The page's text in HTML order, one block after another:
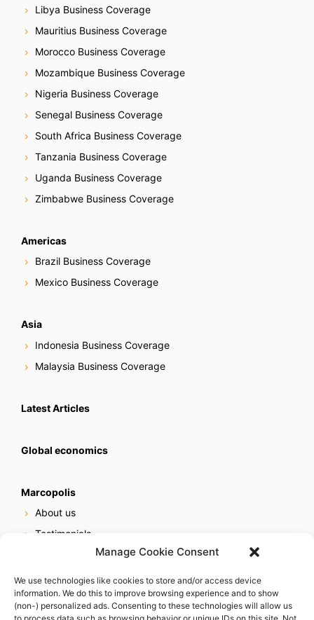
Manage Cookie Consent
We use technologies like cookies to store and/or access device
information. We do this to improve browsing experience and to show
(non-) personalized ads. Consenting to these technologies will allow us
Libya Business Coverage
Mauritius Business Coverage
Morocco Business Coverage
Mozambique Business Coverage
Nigeria Business Coverage
Senegal Business Coverage
South Africa Business Coverage
Tanzania Business Coverage
Uganda Business Coverage
Zimbabwe Business Coverage
Americas
Brazil Business Coverage
Mexico Business Coverage
Asia
Indonesia Business Coverage
Malaysia Business Coverage
Latest Articles
Global economics
Marcopolis
About us
Testimonials
Online reputation service
Careers